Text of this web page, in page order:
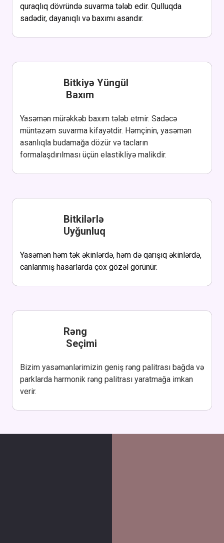
quraqlıq dövründə suvarma tələb edir. Qulluqda
sadədir, dayanıqlı və baxımı asandır.
Bitkiyə Yüngül
Baxım
Yasəmən mürəkkəb baxım tələb etmir. Sadəcə
müntəzəm suvarma kifayətdir. Həmçinin, yasəmən
asanlıqla budamağa dözür və tacların
formalaşdırılması üçün elastikliyə malikdir.
Bitkilərlə
Uyğunluq
Yasəmən həm tək əkinlərdə, həm də qarışıq əkinlərdə,
canlanmış hasarlarda çox gözəl görünür.
Rəng
Seçimi
Bizim yasəmənlərimizin geniş rəng palitrası bağda və
parklarda harmonik rəng palitrası yaratmağa imkan
verir.